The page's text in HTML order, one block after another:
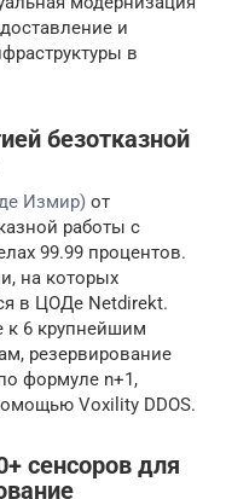
и
в
безотказной
Измир) от
работы с
99.99 процентов.
на которых
в ЦОДе Netdirekt.
к 6 крупнейшим
резервирование
формуле n+1,
Voxility DDOS.
сенсоров для